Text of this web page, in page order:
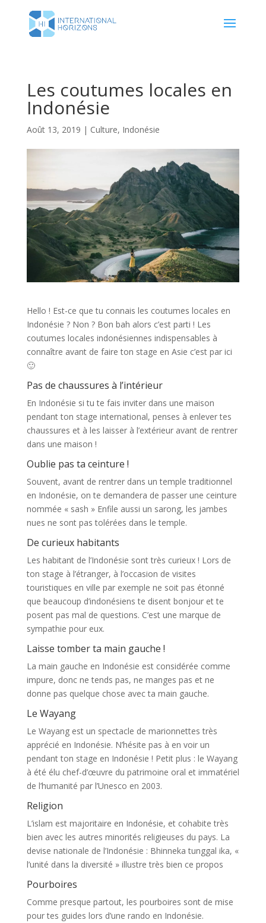
Les coutumes locales en
Indonésie
Août 13, 2019 | Culture, Indonésie
Hello ! Est-ce que tu connais les coutumes locales en
Indonésie ? Non ? Bon bah alors c’est parti ! Les
coutumes locales indonésiennes indispensables à
connaître avant de faire ton stage en Asie c’est par ici
🙂
Pas de chaussures à l’intérieur
En Indonésie si tu te fais inviter dans une maison
pendant ton stage international, penses à enlever tes
chaussures et à les laisser à l’extérieur avant de rentrer
dans une maison !
Oublie pas ta ceinture !
Souvent, avant de rentrer dans un temple traditionnel
en Indonésie, on te demandera de passer une ceinture
nommée « sash » Enfile aussi un sarong, les jambes
nues ne sont pas tolérées dans le temple.
De curieux habitants
Les habitant de l’Indonésie sont très curieux ! Lors de
ton stage à l’étranger, à l’occasion de visites
touristiques en ville par exemple ne soit pas étonné
que beaucoup d’indonésiens te disent bonjour et te
posent pas mal de questions. C’est une marque de
sympathie pour eux.
Laisse tomber ta main gauche !
La main gauche en Indonésie est considérée comme
impure, donc ne tends pas, ne manges pas et ne
donne pas quelque chose avec ta main gauche.
Le Wayang
Le Wayang est un spectacle de marionnettes très
apprécié en Indonésie. N’hésite pas à en voir un
pendant ton stage en Indonésie ! Petit plus : le Wayang
à été élu chef-d’œuvre du patrimoine oral et immatériel
de l’humanité par l’Unesco en 2003.
Religion
L’islam est majoritaire en Indonésie, et cohabite très
bien avec les autres minorités religieuses du pays. La
devise nationale de l’Indonésie : Bhinneka tunggal ika, «
l’unité dans la diversité » illustre très bien ce propos
Pourboires
Comme presque partout, les pourboires sont de mise
pour tes guides lors d’une rando en Indonésie.